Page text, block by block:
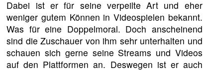
Dabei ist er für seine verpeilte Art und eher
weniger gutem Können in Videospielen bekannt.
Was für eine Doppelmoral. Doch anscheinend
sind die Zuschauer von ihm sehr unterhalten und
schauen sich gerne seine Streams und Videos
auf den Plattformen an. Deswegen ist er auch